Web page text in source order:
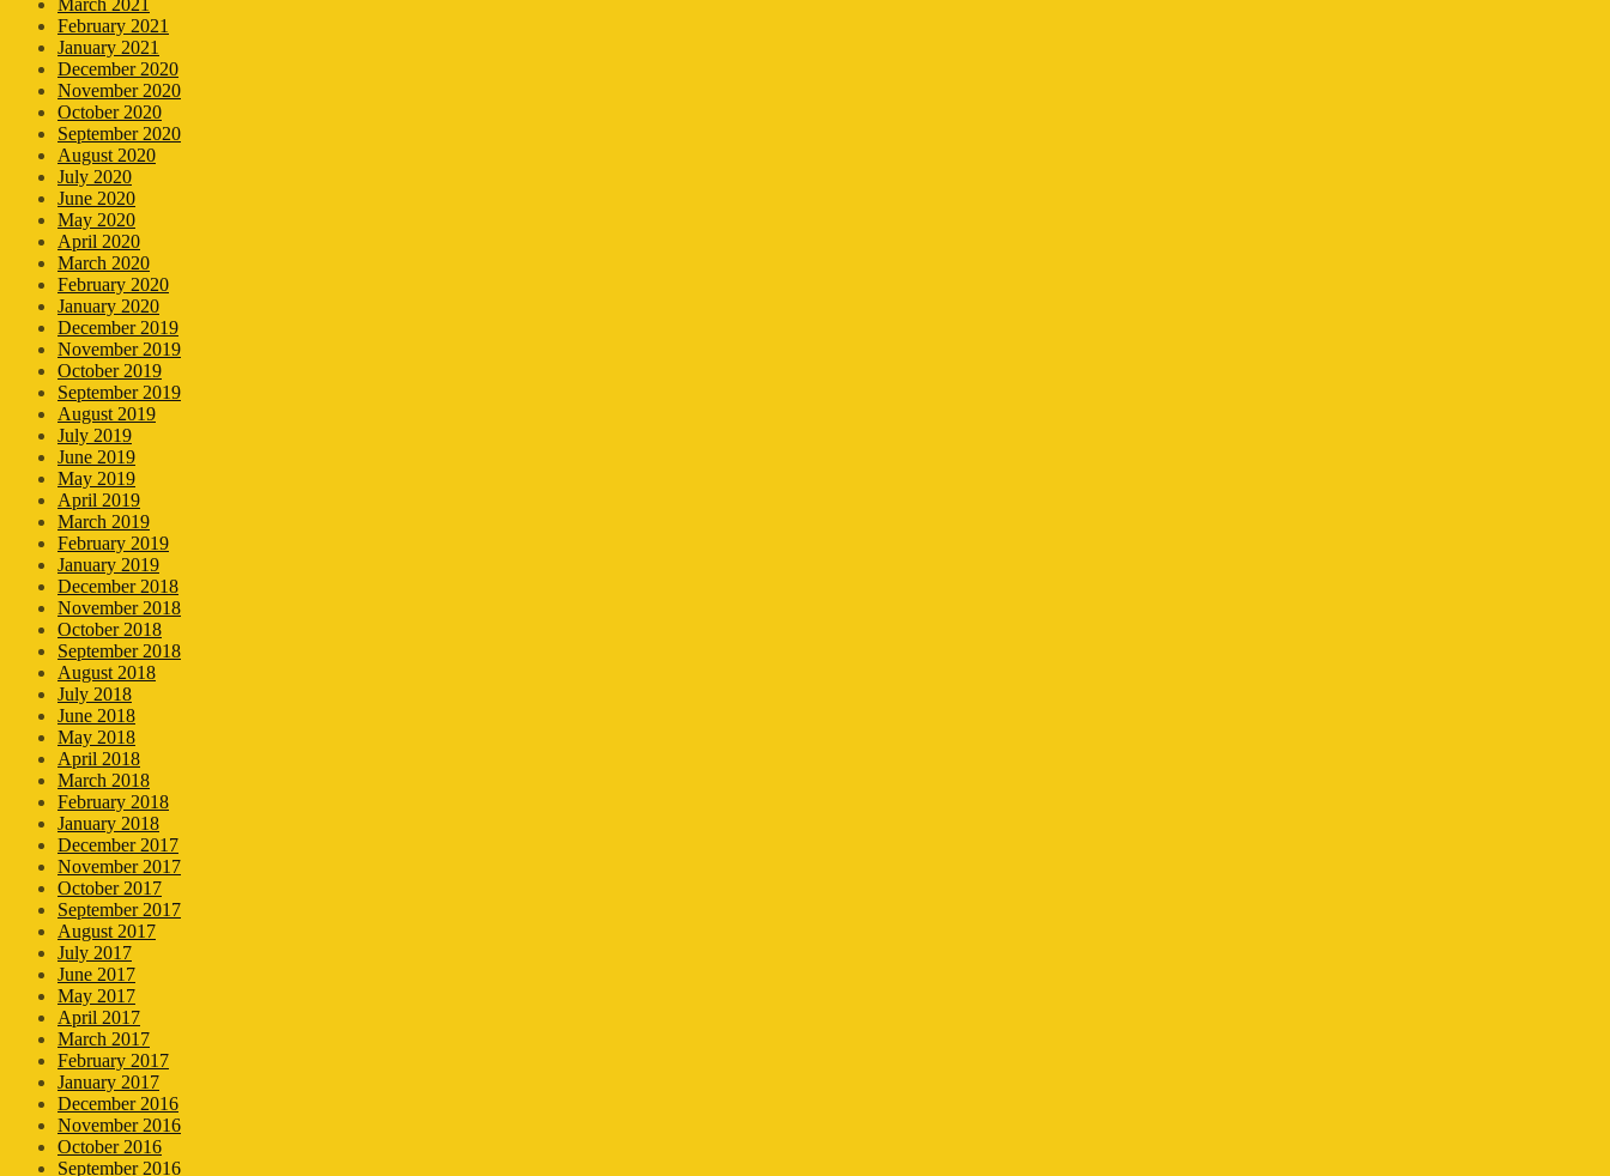
March 2021
February 2021
January 2021
December 2020
November 2020
October 2020
September 2020
August 2020
July 2020
June 2020
May 2020
April 2020
March 2020
February 2020
January 2020
December 2019
November 2019
October 2019
September 2019
August 2019
July 2019
June 2019
May 2019
April 2019
March 2019
February 2019
January 2019
December 2018
November 2018
October 2018
September 2018
August 2018
July 2018
June 2018
May 2018
April 2018
March 2018
February 2018
January 2018
December 2017
November 2017
October 2017
September 2017
August 2017
July 2017
June 2017
May 2017
April 2017
March 2017
February 2017
January 2017
December 2016
November 2016
October 2016
September 2016